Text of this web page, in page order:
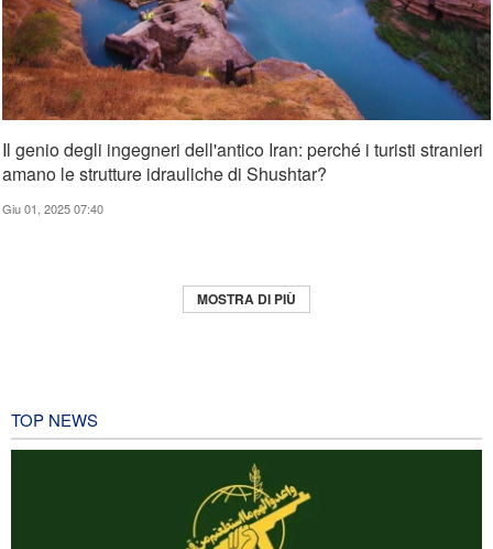
Il genio degli ingegneri dell'antico Iran: perché i turisti stranieri
amano le strutture idrauliche di Shushtar?
Giu 01, 2025 07:40
MOSTRA DI PIÙ
TOP NEWS